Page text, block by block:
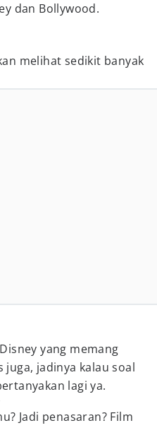
dan Bollywood.
melihat sedikit banyak
yang memang
juga, jadinya kalau soal
lagi ya.
Jadi penasaran? Film